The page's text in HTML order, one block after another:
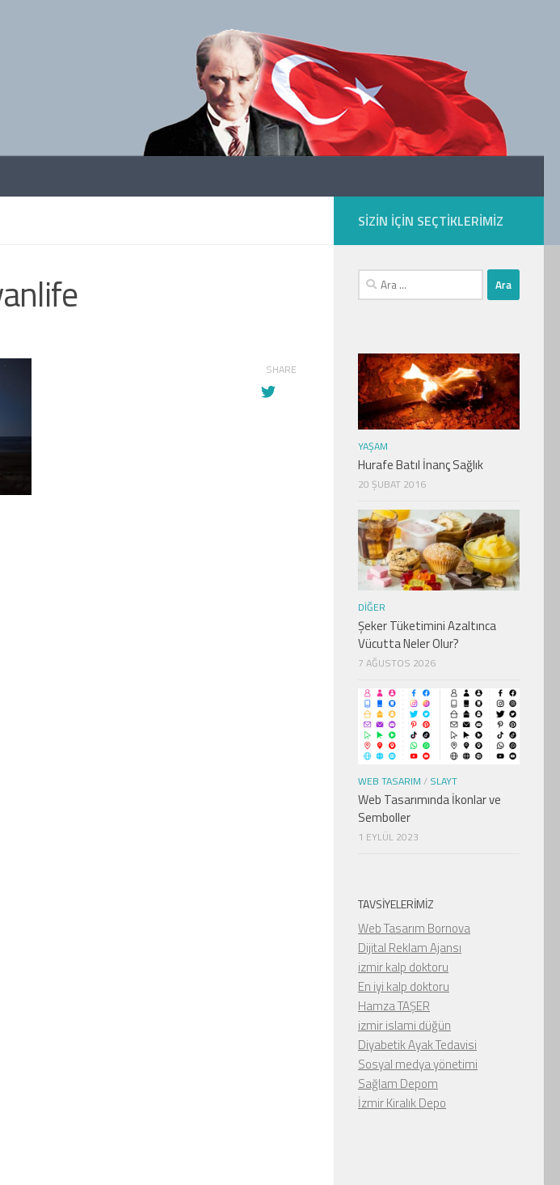
SHARE
SIZIN IÇIN SEÇTIKLERIMIZ
Arama:
YAŞAM
Hurafe Batıl İnanç Sağlık
20 ŞUBAT 2016
DIĞER
Şeker Tüketimini Azaltınca
Vücutta Neler Olur?
7 AĞUSTOS 2026
WEB TASARIM / SLAYT
Web Tasarımında İkonlar ve
Semboller
1 EYLÜL 2023
TAVSIYELERIMIZ
Web Tasarım Bornova
Dijital Reklam Ajansı
izmir kalp doktoru
En iyi kalp doktoru
Hamza TAŞER
izmir islami düğün
Diyabetik Ayak Tedavisi
Sosyal medya yönetimi
Sağlam Depom
İzmir Kiralık Depo